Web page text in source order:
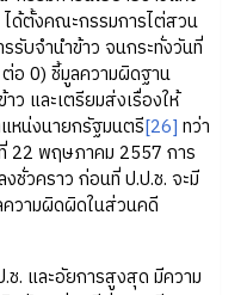
ได้ตั้งคณะกรรมการไต่สวน
บจำนำข้าว จนกระทั่งวันที่
อ 0) ชี้มูลความผิดฐาน
ว และเตรียมส่งเรื่องให้
หน่งนายกรัฐมนตรี[26] ทว่า
22 พฤษภาคม 2557 การ
ชั่วคราว ก่อนที่ ป.ป.ช. จะมี
วามผิดผิดในส่วนคดี
และอัยการสูงสุด มีความ